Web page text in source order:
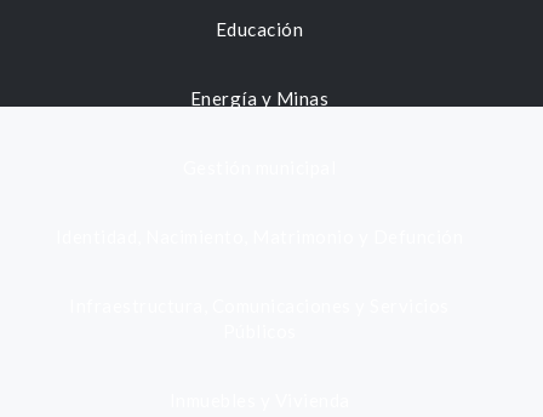
Educación
Energía y Minas